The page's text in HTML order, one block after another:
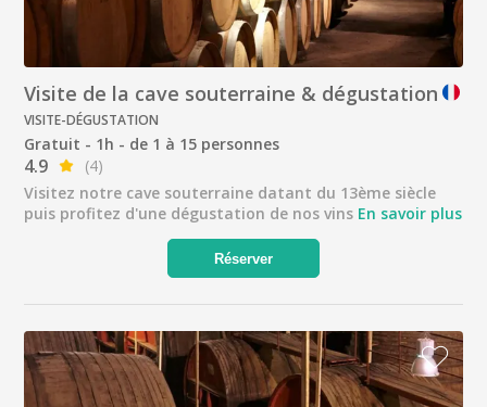
Visite de la cave souterraine & dégustation
VISITE-DÉGUSTATION
Gratuit - 1h - de 1 à 15 personnes
4.9
(4)
Visitez notre cave souterraine datant du 13ème siècle
puis profitez d'une dégustation de nos vins En savoir plus
Réserver